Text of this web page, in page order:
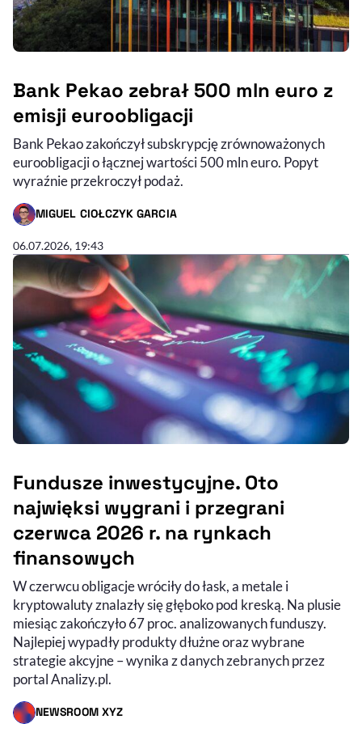
Bank Pekao zebrał 500 mln euro z
emisji euroobligacji
Bank Pekao zakończył subskrypcję zrównoważonych
euroobligacji o łącznej wartości 500 mln euro. Popyt
wyraźnie przekroczył podaż.
MIGUEL CIOŁCZYK GARCIA
- AUTOR ARTYKUŁU - PROFIL
06.07.2026, 19:43
Fundusze inwestycyjne. Oto
najwięksi wygrani i przegrani
czerwca 2026 r. na rynkach
finansowych
W czerwcu obligacje wróciły do łask, a metale i
kryptowaluty znalazły się głęboko pod kreską. Na plusie
miesiąc zakończyło 67 proc. analizowanych funduszy.
Najlepiej wypadły produkty dłużne oraz wybrane
strategie akcyjne – wynika z danych zebranych przez
portal Analizy.pl.
NEWSROOM XYZ
- AUTOR ARTYKUŁU - PROFIL